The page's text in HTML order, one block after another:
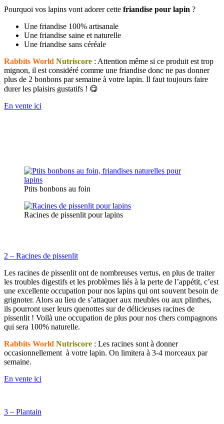
Pourquoi vos lapins vont adorer cette friandise pour lapin ?
Une friandise 100% artisanale
Une friandise saine et naturelle
Une friandise sans céréale
Rabbits World Nutriscore : Attention même si ce produit est trop
mignon, il est considéré comme une friandise donc ne pas donner
plus de 2 bonbons par semaine à votre lapin. Il faut toujours faire
durer les plaisirs gustatifs ! 😋
En vente ici
Ptits bonbons au foin
Racines de pissenlit pour lapins
2 – Racines de pissenlit
Les racines de pissenlit ont de nombreuses vertus, en plus de traiter
les troubles digestifs et les problèmes liés à la perte de l’appétit, c’est
une excellente occupation pour nos lapins qui ont souvent besoin de
grignoter. Alors au lieu de s’attaquer aux meubles ou aux plinthes,
ils pourront user leurs quenottes sur de délicieuses racines de
pissenlit ! Voilà une occupation de plus pour nos chers compagnons
qui sera 100% naturelle.
Rabbits World Nutriscore : Les racines sont à donner
occasionnellement à votre lapin. On limitera à 3-4 morceaux par
semaine.
En vente ici
3 – Plantain